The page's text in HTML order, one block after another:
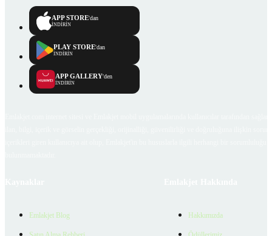
APP STORE'dan
İNDİRİN
PLAY STORE'dan
İNDİRİN
APP GALLERY'den
İNDİRİN
Emlakjet Blog Hakkımızda